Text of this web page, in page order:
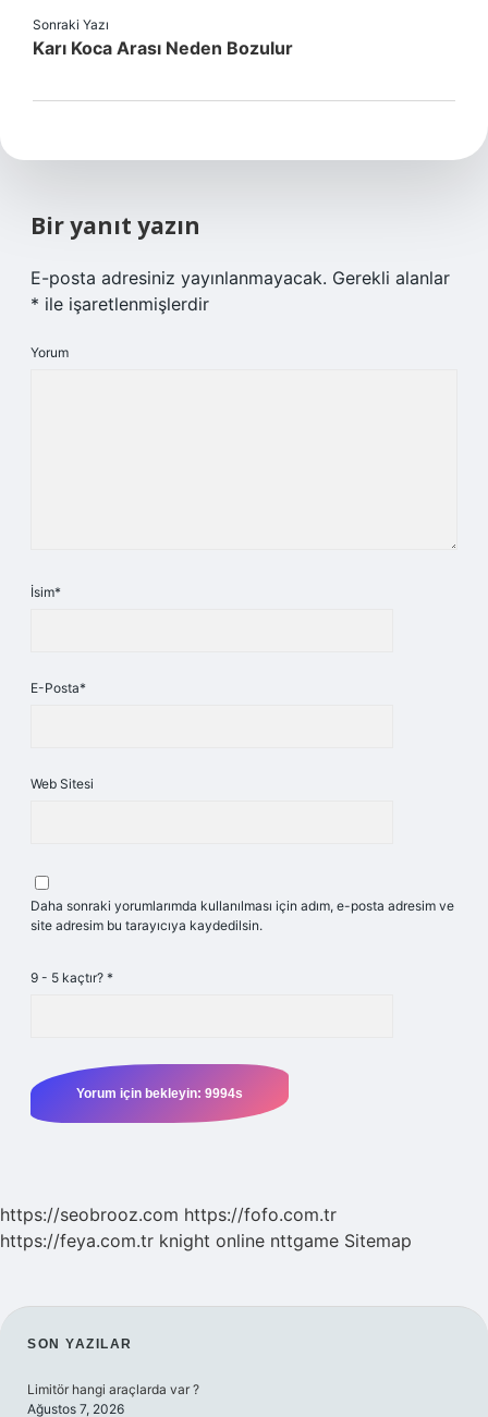
Sonraki Yazı
Karı Koca Arası Neden Bozulur
Bir yanıt yazın
E-posta adresiniz yayınlanmayacak. Gerekli alanlar
* ile işaretlenmişlerdir
Yorum
İsim*
E-Posta*
Web Sitesi
Daha sonraki yorumlarımda kullanılması için adım, e-posta adresim ve
site adresim bu tarayıcıya kaydedilsin.
9 - 5 kaçtır? *
https://seobrooz.com https://fofo.com.tr
https://feya.com.tr knight online nttgame Sitemap
SIDEBAR
SON YAZILAR
Limitör hangi araçlarda var ?
Ağustos 7, 2026